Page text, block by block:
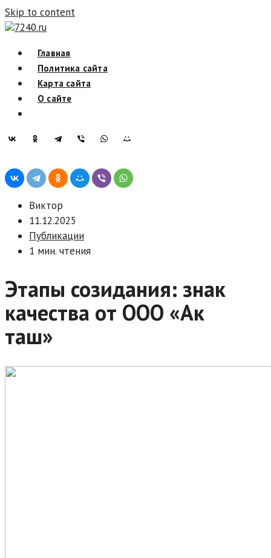
Skip to content
7240.ru
Главная
Политика сайта
Карта сайта
О сайте
Виктор
11.12.2025
Публикации
1 мин. чтения
Этапы созидания: знак
качества от ООО «Ак
таш»